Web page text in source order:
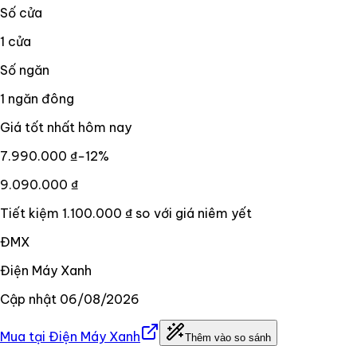
Số cửa
1 cửa
Số ngăn
1 ngăn đông
Giá tốt nhất hôm nay
7.990.000 ₫−12%
9.090.000 ₫
Tiết kiệm 1.100.000 ₫ so với giá niêm yết
ĐMX
Điện Máy Xanh
Cập nhật 06/08/2026
Mua tại Điện Máy Xanh Thêm vào so sánh